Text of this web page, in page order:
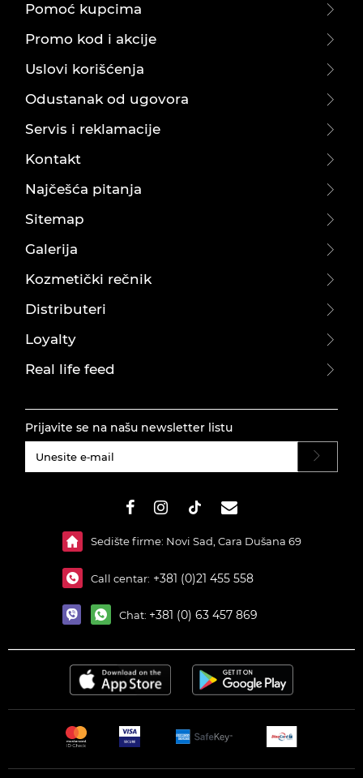
Pomoć kupcima
Promo kod i akcije
Uslovi korišćenja
Odustanak od ugovora
Servis i reklamacije
Kontakt
Najčešća pitanja
Sitemap
Galerija
Kozmetički rečnik
Distributeri
Loyalty
Real life feed
Prijavite se na našu newsletter listu
Sedište firme: Novi Sad, Cara Dušana 69
Call centar: +381 (0)21 455 558
Chat: +381 (0) 63 457 869